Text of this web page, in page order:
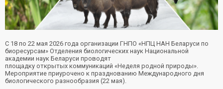
С 18 по 22 мая 2026 года организации ГНПО «НПЦ НАН Беларуси по
биоресурсам» Отделения биологических наук Национальной
академии наук Беларуси проводят
площадку открытых коммуникаций «Неделя родной природы».
Мероприятие приурочено к празднованию Международного дня
биологического разнообразия (22 мая).